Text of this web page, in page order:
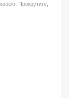
Прокрутите,